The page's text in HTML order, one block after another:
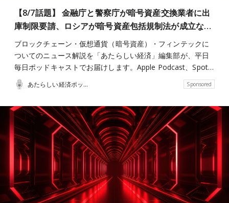
【8/7話題】 金融庁と警察庁が暗号資産交換業者に出
庫制限要請、ロシアが暗号資産包括規制法が成立な…
ブロックチェーン・仮想通貨（暗号資産）・フィンテックに
ついてのニュース解説を「あたらしい経済」編集部が、平日
毎日ポッドキャストでお届けします。Apple Podcast、Spot…
あたらしい経済ポッドキャスト Sponsored